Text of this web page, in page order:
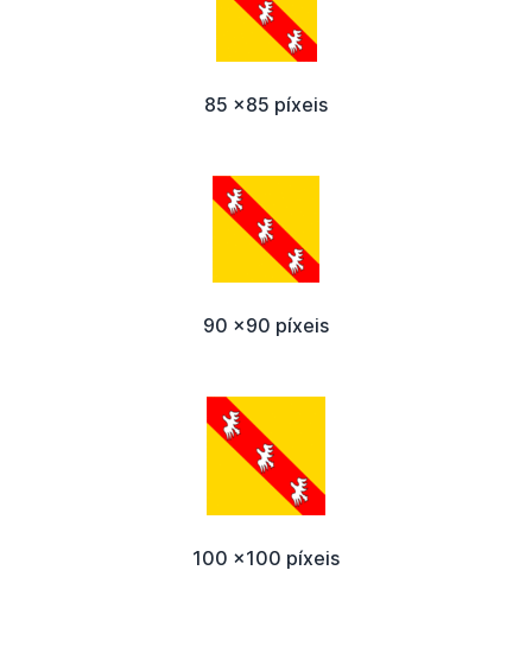
85 x85 píxeis
90 x90 píxeis
100 x100 píxeis